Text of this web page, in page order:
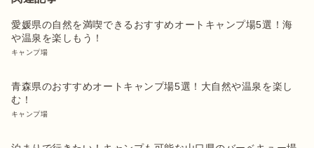
愛媛県の自然を満喫できるおすすめオートキャンプ場5選！海
や温泉を楽しもう！
キャンプ場
青森県のおすすめオートキャンプ場5選！大自然や温泉を楽し
む！
キャンプ場